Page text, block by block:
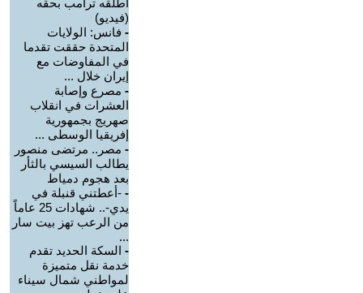
أطلقه ترامب بحقه
(فيديو)
- فانس: الولايات
المتحدة حققت تقدما
في المفاوضات مع
إيران خلال ...
- مصرع وإصابة
العشرات في انقلاب
صهريج بجمهورية
إفريقيا الوسطى ...
- مصر.. مرتضى منصور
يطالب السيسي بالثأر
بعد هجوم دمياط
- -أعطتني قنبلة في
يدي-.. شهادات 25 عاماً
من الرعب تهز بيت سار
...
- السكة الحديد تقدم
خدمة نقل متميزة
لمواطني شمال سيناء